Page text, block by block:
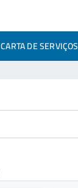
CARTA DE SERVIÇOS